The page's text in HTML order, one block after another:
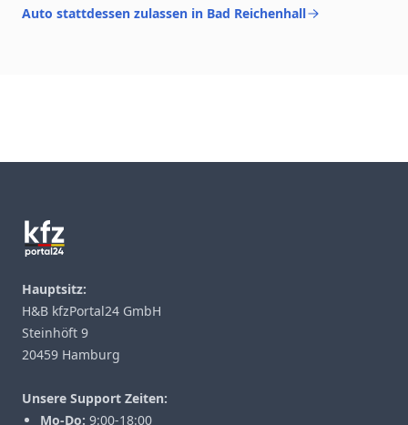
Auto stattdessen zulassen in Bad Reichenhall
Hauptsitz:
H&B kfzPortal24 GmbH
Steinhöft 9
20459 Hamburg
Unsere Support Zeiten:
Mo-Do: 9:00-18:00